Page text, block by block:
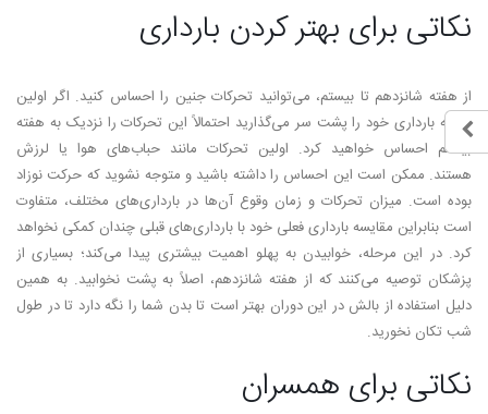
نکاتی برای بهتر کردن بارداری
از هفته شانزدهم تا بیستم، می‌­توانید تحرکات جنین را احساس کنید. اگر اولین
تجربه بارداری خود را پشت سر می­‌گذارید احتمالاً این تحرکات را نزدیک به هفته
بیستم احساس خواهید کرد. اولین تحرکات مانند حباب­‌های هوا یا لرزش
هستند. ممکن است این احساس را داشته باشید و متوجه نشوید که حرکت نوزاد
بوده است. میزان تحرکات و زمان وقوع آن‌ها در بارداری­‌های مختلف، متفاوت
است بنابراین مقایسه بارداری فعلی خود با بارداری­‌های قبلی چندان کمکی نخواهد
کرد. در این مرحله، خوابیدن به پهلو اهمیت بیشتری پیدا می­‌کند؛ بسیاری از
پزشکان توصیه می­‌کنند که از هفته شانزدهم، اصلاً به پشت نخوابید. به همین
دلیل استفاده از بالش در این دوران بهتر است تا بدن شما را نگه دارد تا در طول
شب تکان نخورید.
نکاتی برای همسران